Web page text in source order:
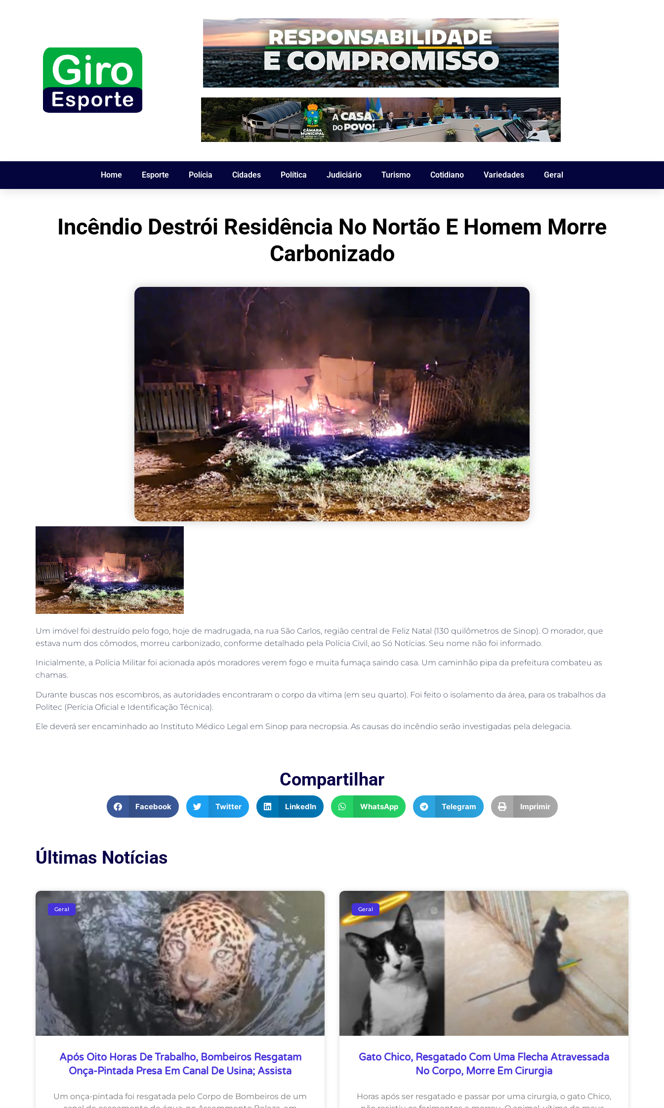
Home Esporte Polícia Cidades Política Judiciário Turismo Cotidiano Variedades Geral
Incêndio Destrói Residência No Nortão E Homem Morre
Carbonizado
Um imóvel foi destruído pelo fogo, hoje de madrugada, na rua São Carlos, região central de Feliz Natal (130 quilômetros de Sinop). O morador, que
estava num dos cômodos, morreu carbonizado, conforme detalhado pela Polícia Civil, ao Só Notícias. Seu nome não foi informado.
Inicialmente, a Polícia Militar foi acionada após moradores verem fogo e muita fumaça saindo casa. Um caminhão pipa da prefeitura combateu as
chamas.
Durante buscas nos escombros, as autoridades encontraram o corpo da vítima (em seu quarto). Foi feito o isolamento da área, para os trabalhos da
Politec (Perícia Oficial e Identificação Técnica).
Ele deverá ser encaminhado ao Instituto Médico Legal em Sinop para necropsia. As causas do incêndio serão investigadas pela delegacia.
Compartilhar
Facebook Twitter LinkedIn WhatsApp Telegram Imprimir
Últimas Notícias
Geral
Após Oito Horas De Trabalho, Bombeiros Resgatam
Onça-Pintada Presa Em Canal De Usina; Assista
Um onça-pintada foi resgatada pelo Corpo de Bombeiros de um
Geral
Gato Chico, Resgatado Com Uma Flecha Atravessada
No Corpo, Morre Em Cirurgia
Horas após ser resgatado e passar por uma cirurgia, o gato Chico,